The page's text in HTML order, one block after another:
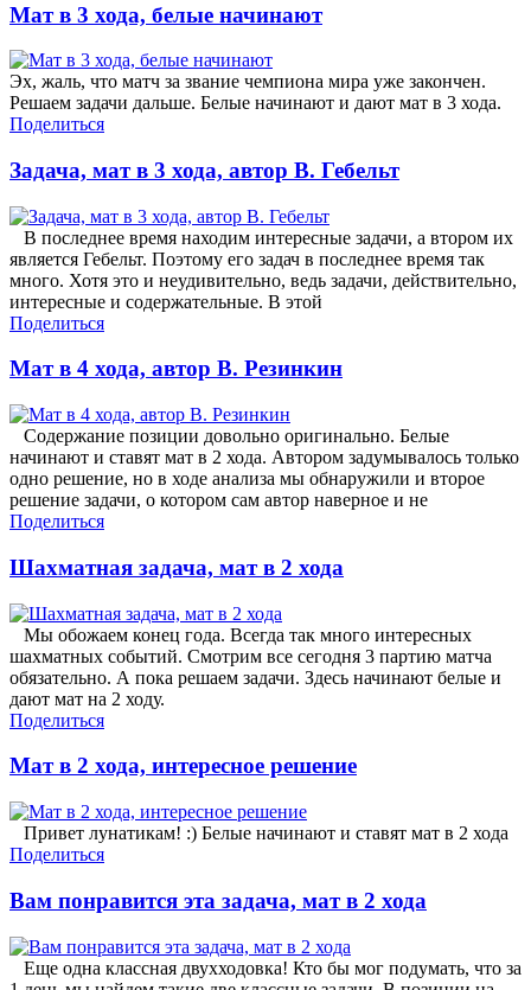
Мат в 3 хода, белые начинают
Эх, жаль, что матч за звание чемпиона мира уже закончен.
Решаем задачи дальше. Белые начинают и дают мат в 3 хода.
Поделиться
Задача, мат в 3 хода, автор В. Гебельт
В последнее время находим интересные задачи, а втором их
является Гебельт. Поэтому его задач в последнее время так
много. Хотя это и неудивительно, ведь задачи, действительно,
интересные и содержательные. В этой
Поделиться
Мат в 4 хода, автор В. Резинкин
Содержание позиции довольно оригинально. Белые
начинают и ставят мат в 2 хода. Автором задумывалось только
одно решение, но в ходе анализа мы обнаружили и второе
решение задачи, о котором сам автор наверное и не
Поделиться
Шахматная задача, мат в 2 хода
Мы обожаем конец года. Всегда так много интересных
шахматных событий. Смотрим все сегодня 3 партию матча
обязательно. А пока решаем задачи. Здесь начинают белые и
дают мат на 2 ходу.
Поделиться
Мат в 2 хода, интересное решение
Привет лунатикам! :) Белые начинают и ставят мат в 2 хода
Поделиться
Вам понравится эта задача, мат в 2 хода
Еще одна классная двухходовка! Кто бы мог подумать, что за